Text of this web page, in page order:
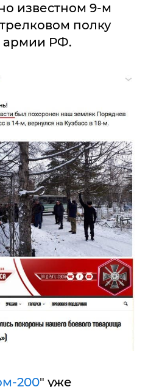
известном 9-м
полку
армии РФ.
200" уже